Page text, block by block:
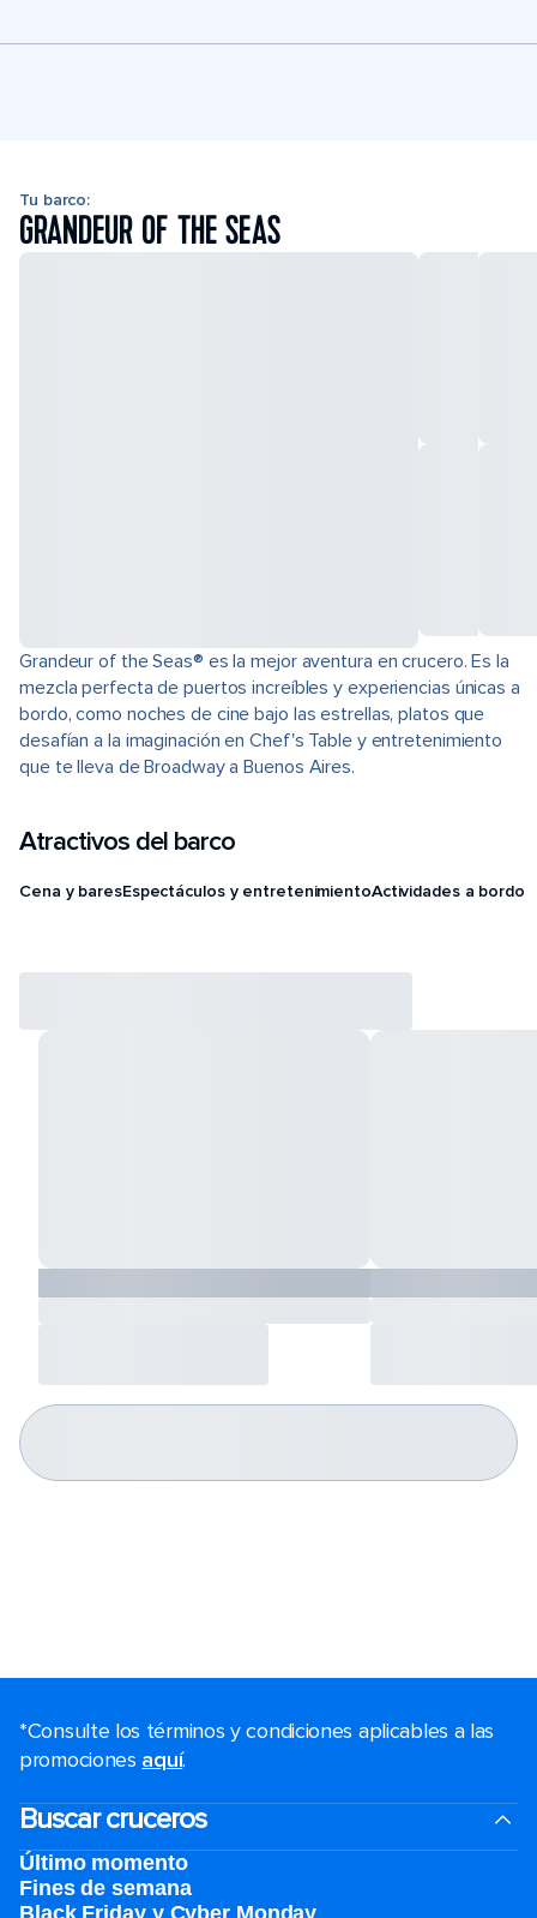
Tu barco:
GRANDEUR OF THE SEAS
Grandeur of the Seas® es la mejor aventura en crucero. Es la
mezcla perfecta de puertos increíbles y experiencias únicas a
bordo, como noches de cine bajo las estrellas, platos que
desafían a la imaginación en Chef's Table y entretenimiento
que te lleva de Broadway a Buenos Aires.
Atractivos del barco
Cena y baresEspectáculos y entretenimientoActividades a bordo
*Consulte los términos y condiciones aplicables a las
promociones aquí.
Buscar cruceros
Último momento
Fines de semana
Black Friday y Cyber Monday